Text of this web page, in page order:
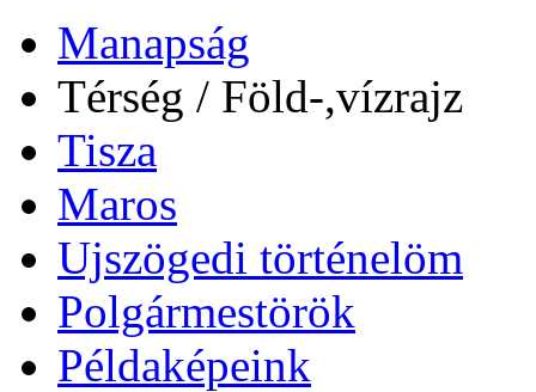
Manapság
Térség / Föld-,vízrajz
Tisza
Maros
Ujszögedi történelöm
Polgármestörök
Példaképeink